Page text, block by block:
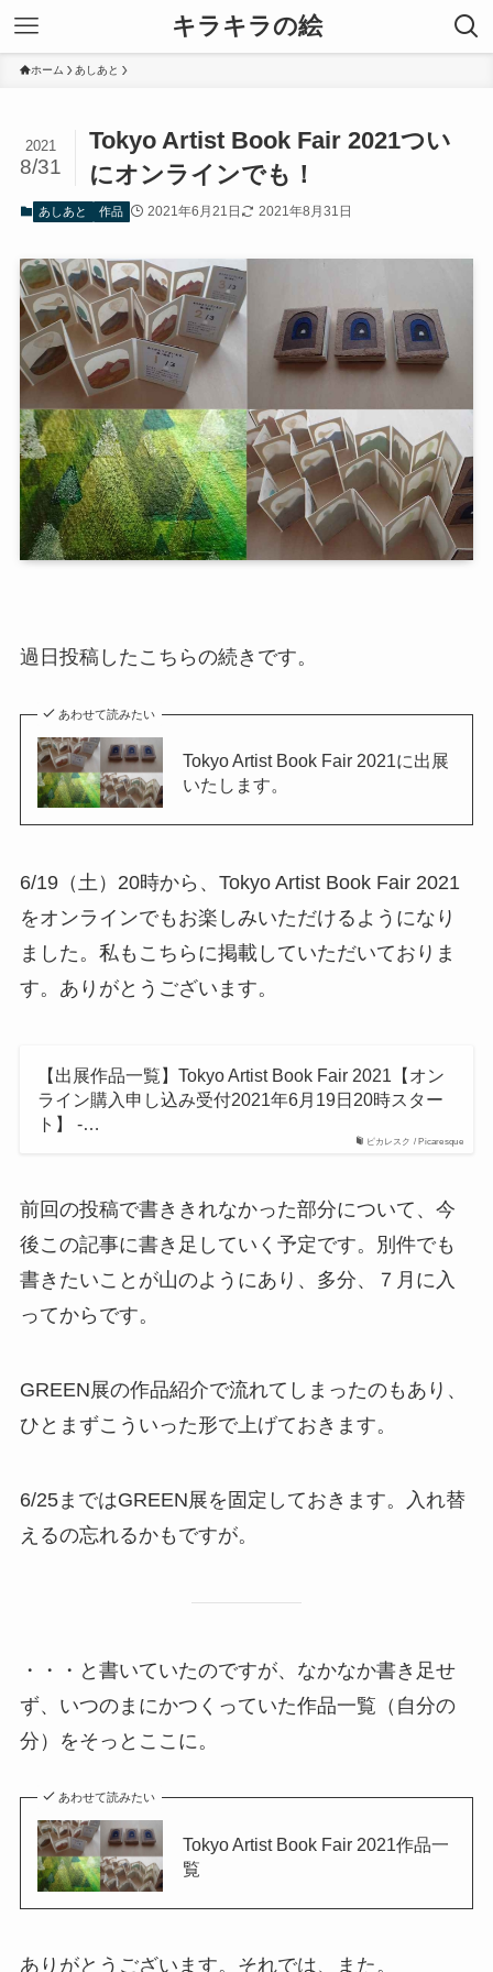
キラキラの絵
ホーム あしあと
Tokyo Artist Book Fair 2021つい
にオンラインでも！
2021
8/31
あしあと 作品 2021年6月21日 2021年8月31日
過日投稿したこちらの続きです。
あわせて読みたい
Tokyo Artist Book Fair 2021に出展
いたします。
6/19（土）20時から、Tokyo Artist Book Fair 2021
をオンラインでもお楽しみいただけるようになり
ました。私もこちらに掲載していただいておりま
す。ありがとうございます。
ピカレスク / Picaresque
【出展作品一覧】Tokyo Artist Book Fair 2021【オン
ライン購入申し込み受付2021年6月19日20時スター
ト】 -…
前回の投稿で書ききれなかった部分について、今
後この記事に書き足していく予定です。別件でも
書きたいことが山のようにあり、多分、７月に入
ってからです。
GREEN展の作品紹介で流れてしまったのもあり、
ひとまずこういった形で上げておきます。
6/25まではGREEN展を固定しておきます。入れ替
えるの忘れるかもですが。
・・・と書いていたのですが、なかなか書き足せ
ず、いつのまにかつくっていた作品一覧（自分の
分）をそっとここに。
あわせて読みたい
Tokyo Artist Book Fair 2021作品一
覧
ありがとうございます。それでは、また。